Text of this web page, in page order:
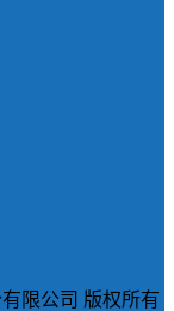
限公司 版权所有